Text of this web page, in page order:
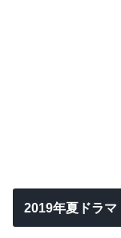
2019年夏ドラマ